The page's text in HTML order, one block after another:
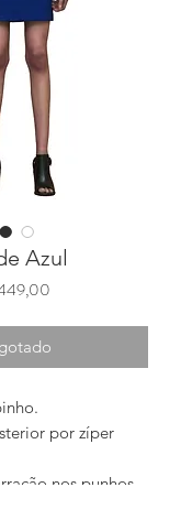
Azul
por zíper
nos punhos.